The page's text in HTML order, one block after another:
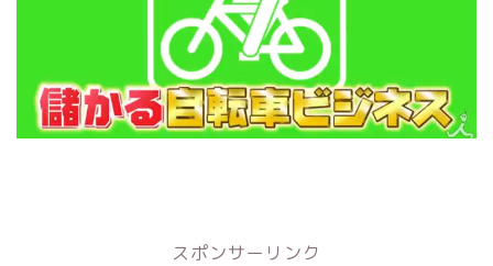
スポンサーリンク